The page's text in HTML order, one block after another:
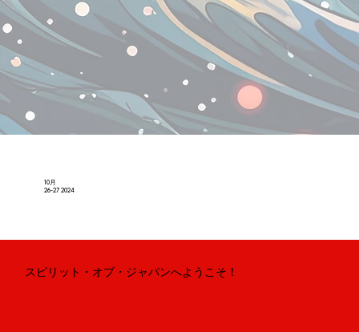
10月
26-27 2024
スピリット・オブ・ジャパンへようこそ！